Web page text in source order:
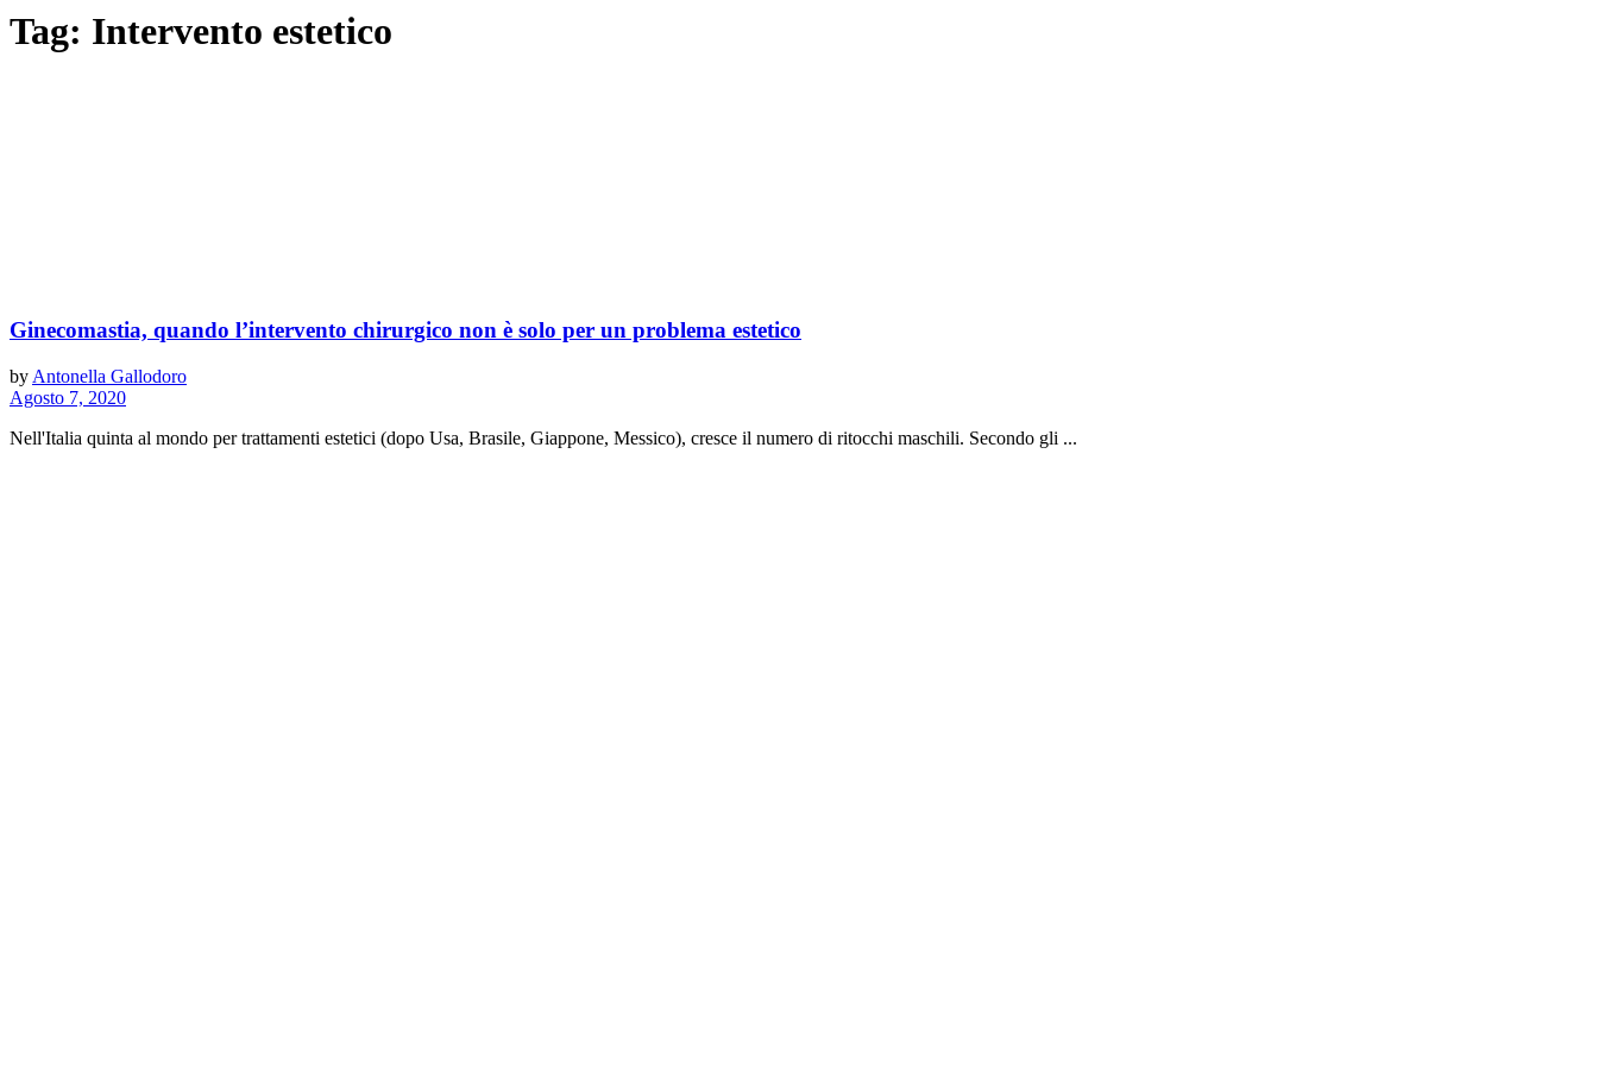
Tag: Intervento estetico
Ginecomastia, quando l’intervento chirurgico non è solo per un problema estetico
by Antonella Gallodoro
Agosto 7, 2020
Nell'Italia quinta al mondo per trattamenti estetici (dopo Usa, Brasile, Giappone, Messico), cresce il numero di ritocchi maschili. Secondo gli ...